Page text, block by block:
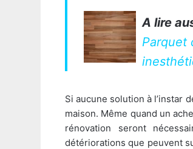
A lire
Parquet
Si aucune solution à l’instar
maison. Même quand un
rénovation seront
détériorations que peuvent